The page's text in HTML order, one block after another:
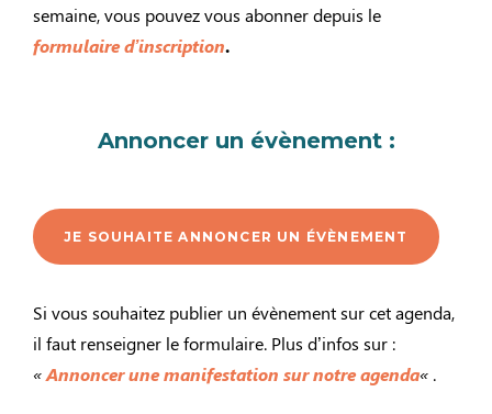
semaine, vous pouvez vous abonner depuis le
formulaire d’inscription.
Annoncer un évènement :
JE SOUHAITE ANNONCER UN ÉVÈNEMENT
Si vous souhaitez publier un évènement sur cet agenda,
il faut renseigner le formulaire. Plus d’infos sur :
«Annoncer une manifestation sur notre agenda« .